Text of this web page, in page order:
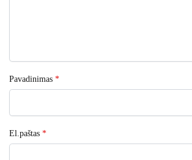
Pavadinimas *
El.paštas *